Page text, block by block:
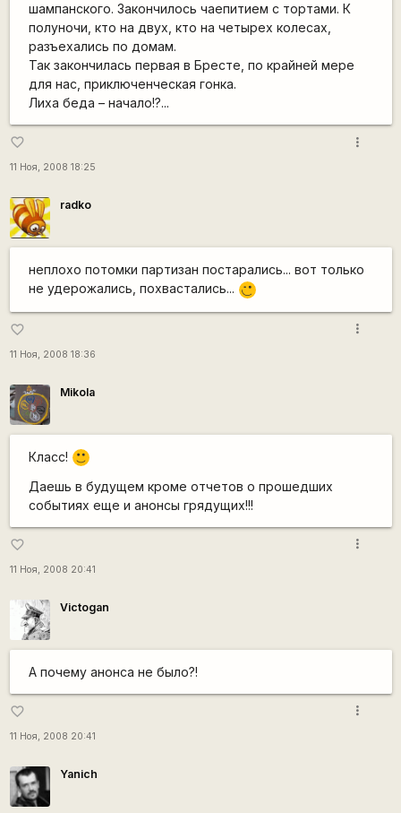
шампанского. Закончилось чаепитием с тортами. К
полуночи, кто на двух, кто на четырех колесах,
разъехались по домам.
Так закончилась первая в Бресте, по крайней мере
для нас, приключенческая гонка.
Лиха беда – начало!?...
favorite_border
11 Ноя, 2008 18:25
more_vert
radko
неплохо потомки партизан постарались... вот только
не удерожались, похвастались... ,-)
favorite_border
11 Ноя, 2008 18:36
more_vert
Mikola
Класс!
:)
Даешь в будущем кроме отчетов о прошедших
событиях еще и анонсы грядущих!!!
favorite_border
11 Ноя, 2008 20:41
more_vert
Victogan
А почему анонса не было?!
favorite_border
11 Ноя, 2008 20:41
more_vert
Yanich